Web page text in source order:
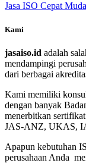
Jasa ISO Cepat
Kami
jasaiso.id adalah
mendampingi
dari berbagai
Kami memiliki
dengan banyak
menerbitkan
JAS-ANZ, UKAS,
Apapun kebutuhan
perusahaan Anda